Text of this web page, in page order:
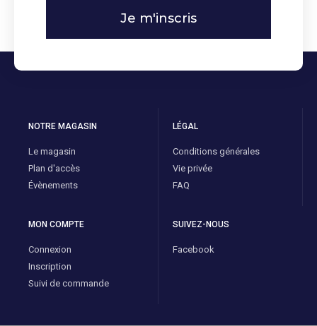
Je m'inscris
NOTRE MAGASIN
Le magasin
Plan d'accès
Évènements
LÉGAL
Conditions générales
Vie privée
FAQ
MON COMPTE
Connexion
Inscription
Suivi de commande
SUIVEZ-NOUS
Facebook